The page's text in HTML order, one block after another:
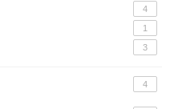
4
1
3
4